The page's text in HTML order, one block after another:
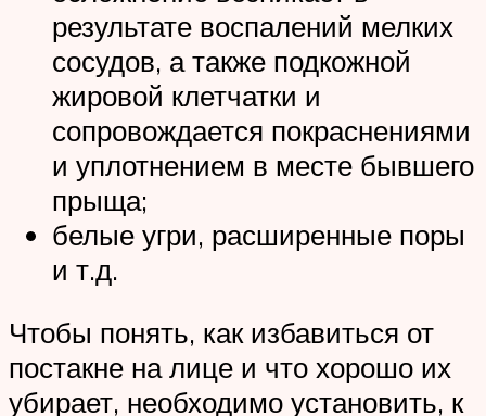
результате воспалений мелких
сосудов, а также подкожной
жировой клетчатки и
сопровождается покраснениями
и уплотнением в месте бывшего
прыща;
белые угри, расширенные поры
и т.д.
Чтобы понять, как избавиться от
постакне на лице и что хорошо их
убирает, необходимо установить, к